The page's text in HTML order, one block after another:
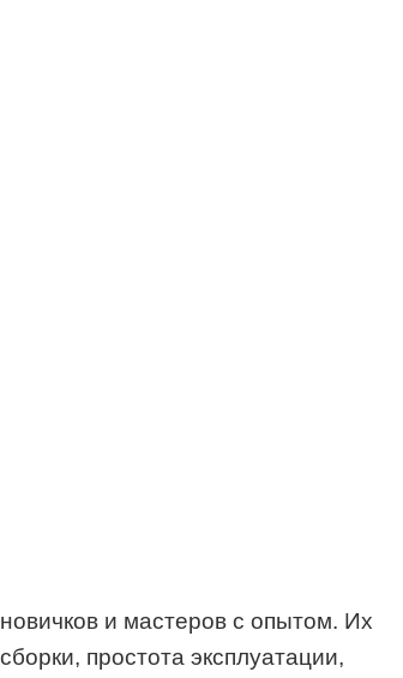
и мастеров с опытом. Их
простота эксплуатации,